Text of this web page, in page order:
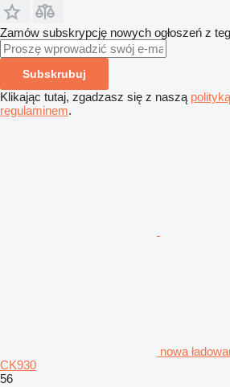
Zamów subskrypcję nowych ogłoszeń z
Subskrubuj
Klikając tutaj, zgadzasz się z naszą
regulaminem.
nowa
CK930
56